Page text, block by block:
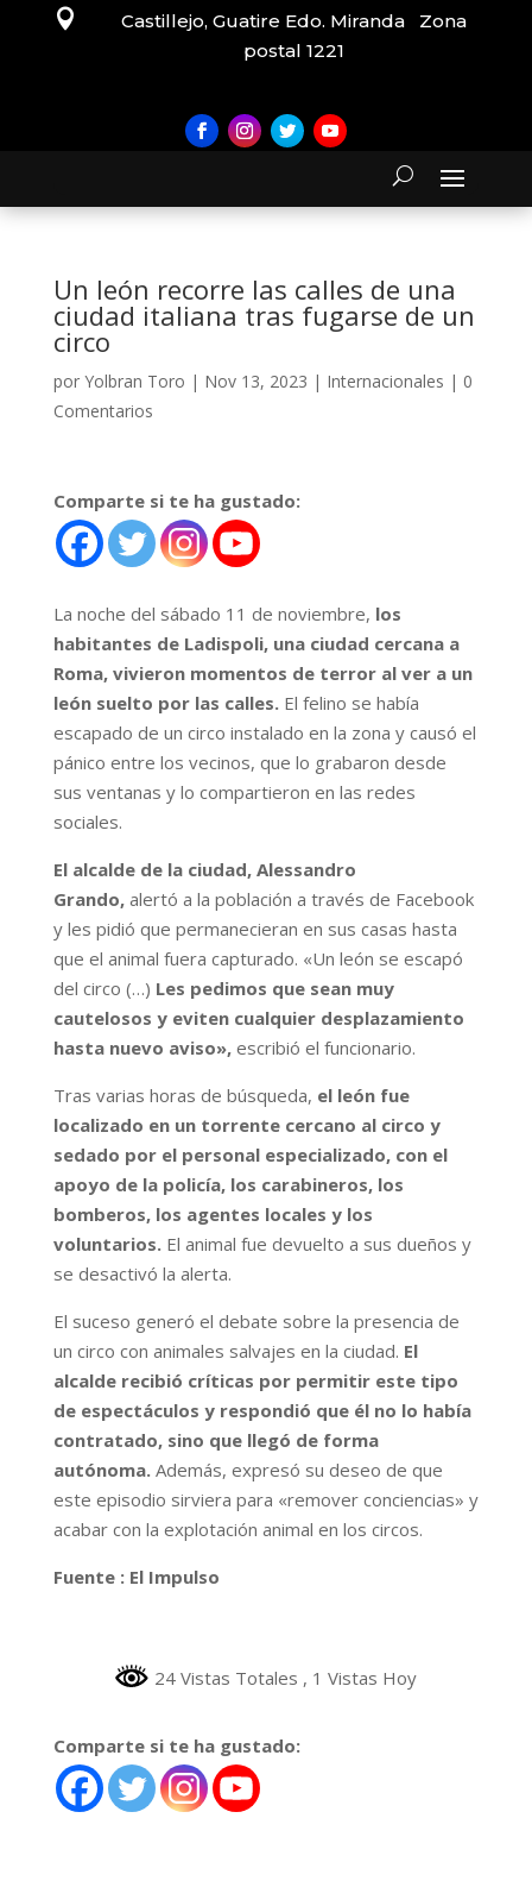

Castillejo, Guatire Edo. Miranda Zona
postal 1221
Un león recorre las calles de una
ciudad italiana tras fugarse de un
circo
por Yolbran Toro | Nov 13, 2023 | Internacionales | 0
Comentarios
Comparte si te ha gustado:
La noche del sábado 11 de noviembre, los
habitantes de Ladispoli, una ciudad cercana a
Roma, vivieron momentos de terror al ver a un
león suelto por las calles. El felino se había
escapado de un circo instalado en la zona y causó el
pánico entre los vecinos, que lo grabaron desde
sus ventanas y lo compartieron en las redes
sociales.
El alcalde de la ciudad, Alessandro
Grando,alertó a la población a través de Facebook
y les pidió que permanecieran en sus casas hasta
que el animal fuera capturado. «Un león se escapó
del circo (…) Les pedimos que sean muy
cautelosos y eviten cualquier desplazamiento
hasta nuevo aviso»,escribió el funcionario.
Tras varias horas de búsqueda, el león fue
localizado en un torrente cercano al circo y
sedado por el personal especializado, con el
apoyo de la policía, los carabineros, los
bomberos, los agentes locales y los
voluntarios.El animal fue devuelto a sus dueños y
se desactivó la alerta.
El suceso generó el debate sobre la presencia de
un circo con animales salvajes en la ciudad. El
alcalde recibió críticas por permitir este tipo
de espectáculos y respondió que él no lo había
contratado, sino que llegó de forma
autónoma.Además, expresó su deseo de que
este episodio sirviera para «remover conciencias» y
acabar con la explotación animal en los circos.
Fuente : El Impulso
24 Vistas Totales , 1 Vistas Hoy
Comparte si te ha gustado: